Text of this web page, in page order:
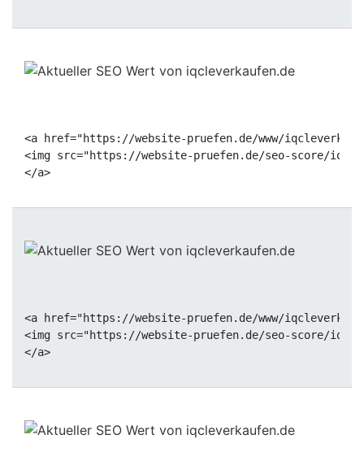
<a href="https://website-pruefen.de/www/
<img src="https://website-pruefen.de/seo-score/
<a href="https://website-pruefen.de/www/
<img src="https://website-pruefen.de/seo-score/